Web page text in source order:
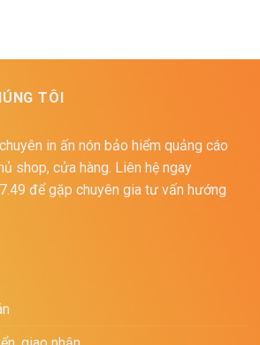
TÔI
in ấn nón bảo hiểm quảng cáo
shop, cửa hàng. Liên hệ ngay
để gặp chuyên gia tư vấn hướng